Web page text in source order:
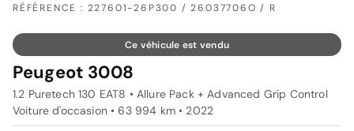
RÉFÉRENCE : 227601-26P300 / 26037706O / R
Ce véhicule est vendu
Peugeot 3008
1.2 Puretech 130 EAT8 • Allure Pack + Advanced Grip Control
Voiture d'occasion • 63 994 km • 2022